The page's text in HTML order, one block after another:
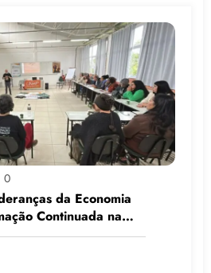
0
da Economia
Continuada na
do MST, em